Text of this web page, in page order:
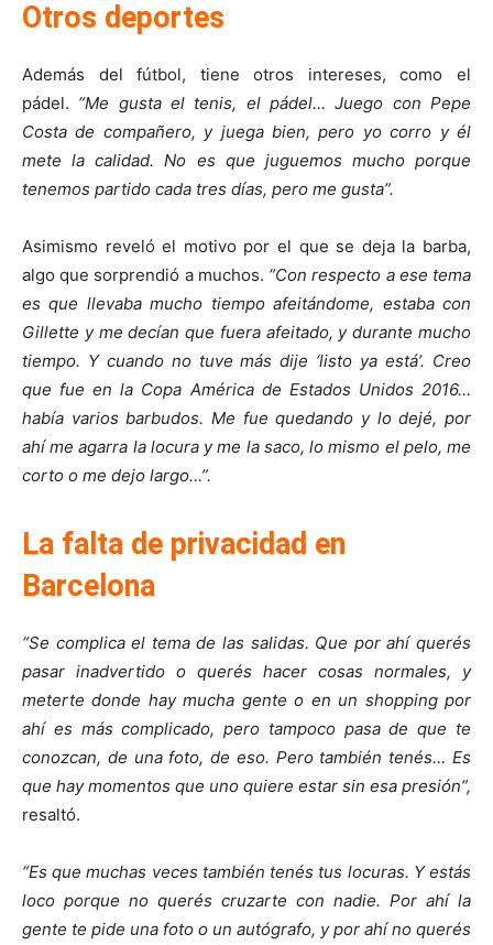
Otros deportes
Además del fútbol, tiene otros intereses, como el
pádel. “Me gusta el tenis, el pádel… Juego con Pepe
Costa de compañero, y juega bien, pero yo corro y él
mete la calidad. No es que juguemos mucho porque
tenemos partido cada tres días, pero me gusta”.
Asimismo reveló el motivo por el que se deja la barba,
algo que sorprendió a muchos. “Con respecto a ese tema
es que llevaba mucho tiempo afeitándome, estaba con
Gillette y me decían que fuera afeitado, y durante mucho
tiempo. Y cuando no tuve más dije ‘listo ya está’. Creo
que fue en la Copa América de Estados Unidos 2016…
había varios barbudos. Me fue quedando y lo dejé, por
ahí me agarra la locura y me la saco, lo mismo el pelo, me
corto o me dejo largo…”.
La falta de privacidad en
Barcelona
“Se complica el tema de las salidas. Que por ahí querés
pasar inadvertido o querés hacer cosas normales, y
meterte donde hay mucha gente o en un shopping por
ahí es más complicado, pero tampoco pasa de que te
conozcan, de una foto, de eso. Pero también tenés… Es
que hay momentos que uno quiere estar sin esa presión”,
resaltó.
“Es que muchas veces también tenés tus locuras. Y estás
loco porque no querés cruzarte con nadie. Por ahí la
gente te pide una foto o un autógrafo, y por ahí no querés